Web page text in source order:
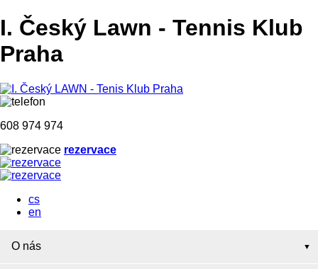
I. Český Lawn - Tennis Klub
Praha
608 974 974
rezervace
cs
en
O nás